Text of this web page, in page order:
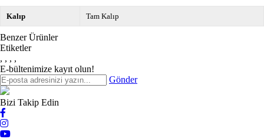
Kalıp Tam Kalıp
Benzer Ürünler
Etiketler
, , , ,
E-bültenimize kayıt olun!
Gönder
Bizi Takip Edin